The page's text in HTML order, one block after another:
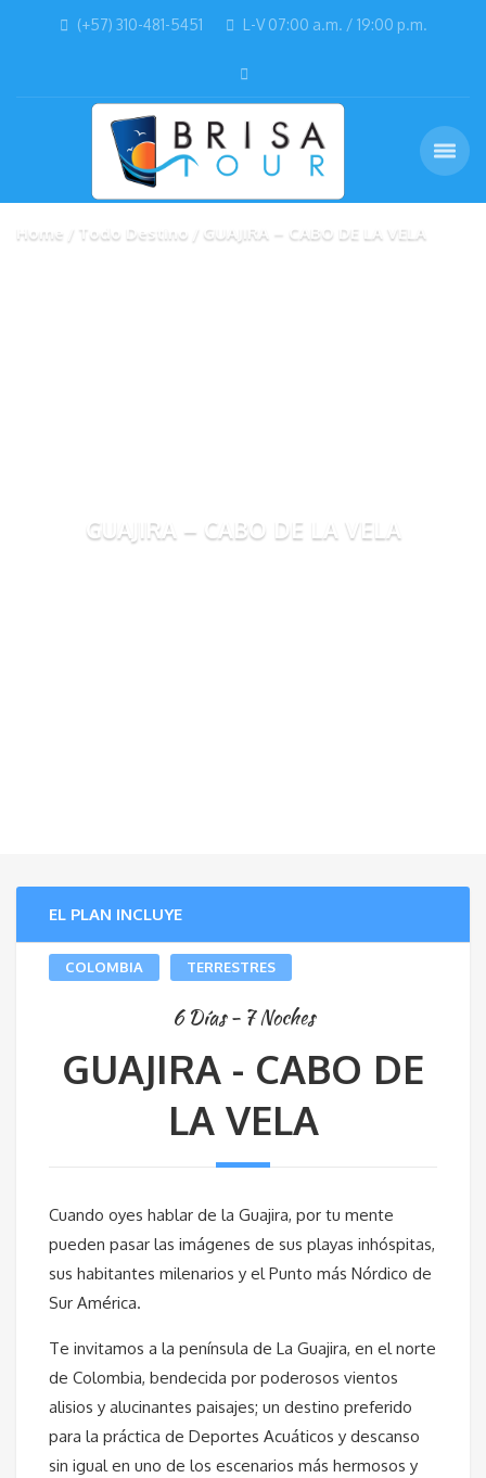
(+57) 310-481-5451 L-V 07:00 a.m. / 19:00 p.m.
Home Todo Destino GUAJIRA – CABO DE LA VELA
GUAJIRA – CABO DE LA VELA
EL PLAN INCLUYE
COLOMBIA TERRESTRES
6 Días - 7 Noches
GUAJIRA - CABO DE
LA VELA
Cuando oyes hablar de la Guajira, por tu mente
pueden pasar las imágenes de sus playas inhóspitas,
sus habitantes milenarios y el Punto más Nórdico de
Sur América.
Te invitamos a la península de La Guajira, en el norte
de Colombia, bendecida por poderosos vientos
alisios y alucinantes paisajes; un destino preferido
para la práctica de Deportes Acuáticos y descanso
sin igual en uno de los escenarios más hermosos y